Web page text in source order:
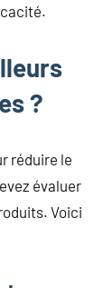
?
réduire le
évaluer
Voici